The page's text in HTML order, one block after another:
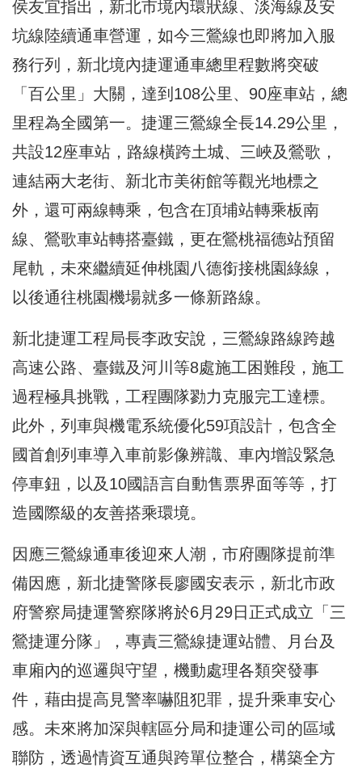
侯友宜指出，新北市境內環狀線、淡海線及安
坑線陸續通車營運 ，如今三鶯線也即將加入服
務行列，新北境內捷運通車總里程數將突破
「百公里」大關，達到108公里、90座車站， 總
里程為全國第一。捷運三鶯線全長14.29公里，
共設12座車站，路線橫跨土城、三峽及鶯歌，
連結兩大老街、 新北市美術館等觀光地標之
外，還可兩線轉乘， 包含在頂埔站轉乘板南
線、鶯歌車站轉搭臺鐵，更在鶯桃福德站預留
尾軌，未來繼續延伸桃園八德銜接桃園綠線，
以後通往桃園機場就多一條新路線。
新北捷運工程局長李政安說，三鶯線路線跨越
高速公路、臺鐵及河川等8處施工困難段，施工
過程極具挑戰，工程團隊勠力克服完工達標。
此外，列車與機電系統優化59項設計，包含全
國首創列車導入車前影像辨識、車內增設緊急
停車鈕，以及10國語言自動售票界面等等，打
造國際級的友善搭乘環境。
因應三鶯線通車後迎來人潮，市府團隊提前準
備因應，新北捷警隊長廖國安表示，新北市政
府警察局捷運警察隊將於6月29日正式成立「三
鶯捷運分隊」，專責三鶯線捷運站體、月台及
車廂內的巡邏與守望，機動處理各類突發事
件，藉由提高見警率嚇阻犯罪， 提升乘車安心
感。未來將加深與轄區分局和捷運公司的區域
聯防，透過情資互通與跨單位整合，構築全方